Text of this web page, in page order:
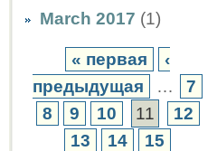
March 2017 (1)
« первая
‹
предыдущая
…
7
8
9 10 11
12
13
14
15